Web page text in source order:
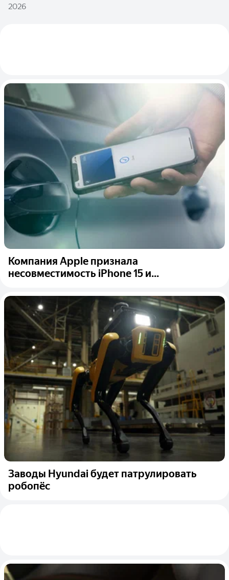
2026
Компания Apple признала
несовместимость iPhone 15 и...
Заводы Hyundai будет патрулировать
робопёс